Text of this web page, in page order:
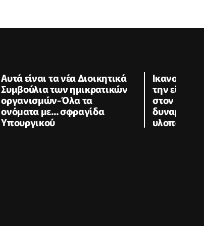
Αυτά είναι τα νέα Διοικητικά
Συμβούλια των ημικρατικών
οργανισμών-Όλα τα
ονόματα με... σφραγίδα
Υπουργικού
την
στον GSI-
δυναμική